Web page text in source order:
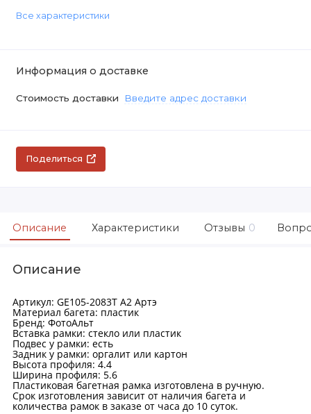
Все характеристики
Информация о доставке
Стоимость доставки Введите адрес доставки
Поделиться
Описание Характеристики Отзывы 0
Описание
Артикул: GE105-2083T А2 Артэ
Материал багета: пластик
Бренд: ФотоАльт
Вставка рамки: стекло или пластик
Подвес у рамки: есть
Задник у рамки: оргалит или картон
Высота профиля: 4.4
Ширина профиля: 5.6
Пластиковая багетная рамка изготовлена в ручную.
Срок изготовления зависит от наличия багета и
количества рамок в заказе от часа до 10 суток.